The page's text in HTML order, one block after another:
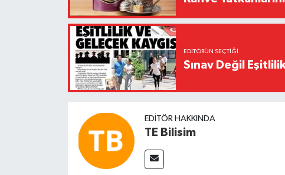
EDITÖRÜN SEÇTIĞI
Sınav Değil
EDITÖR HAKKINDA
TE Bilisim